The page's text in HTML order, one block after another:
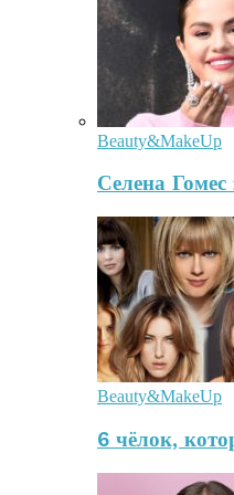
Beauty&MakeUp
Селена
Beauty&MakeUp
6 чёлок,